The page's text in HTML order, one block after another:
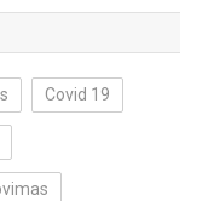
Covid 19